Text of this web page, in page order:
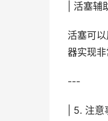
| 活塞辅
活塞可
器实现非
---
| 5. 注